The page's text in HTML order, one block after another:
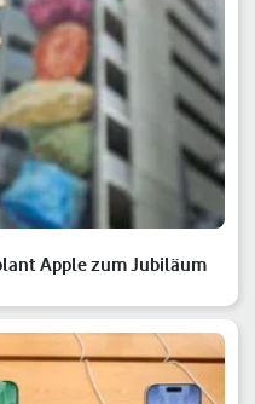
Apple zum Jubiläum